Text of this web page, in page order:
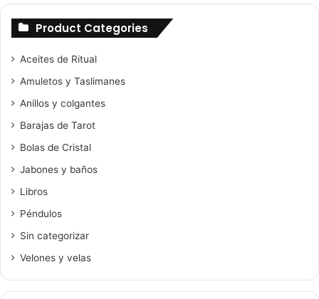
Product Categories
Aceites de Ritual
Amuletos y Taslimanes
Anillos y colgantes
Barajas de Tarot
Bolas de Cristal
Jabones y baños
Libros
Péndulos
Sin categorizar
Velones y velas